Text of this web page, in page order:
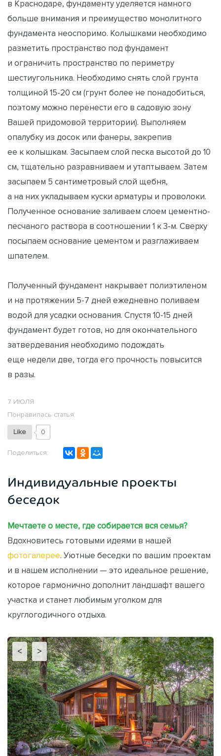
в Краснодаре, фундаменту уделяется намного
больше внимания и преимущество монолитного
фундамента неоспоримо. Колышками необходимо
разметить пространство под фундамент
и ограничить пространство по периметру
шестиугольника. Необходимо снять слой грунта
толщиной 15-20 см (грунт более не понадобиться,
поэтому можно перенести его в садовую зону
Вашей придомовой территории). Выполняем
опалубку из досок или фанеры, закрепив
ее к колышкам. Засыпаем слой песка высотой до 10
см, тщательно разравниваем и утаптываем. Затем
засыпаем 5 сантиметровый слой щебня,
а на них укладываем куски арматуры и проволоки.
Полученное основание заливаем слоем цементно-
песчаного раствора в соотношении 1 к 3-м. Сверху
посыпаем основание цементом и разглаживаем
шпателем.
Полученный фундамент накрывает полиэтиленом
и на протяжении 5-7 дней ежедневно поливаем
водой для усадки основания. Спустя 10-15 дней
фундамент будет готов, но для окончательного
затвердевания необходимо подождать
еще недели две, тогда его прочность повысится
в разы.
7 ИЮЛЯ
Понравилась статья:
Like 0
Поделиться:
Индивидуальные проекты
беседок
Мечтаете о месте, где собирается вся семья?
Вдохновитесь готовыми идеями в нашей
фотогалерее. Уютные беседки по вашим проектам
и в нашем исполнении — это идеальное решение,
которое гармонично дополнит ландшафт вашего
участка и станет любимым уголком для
круглогодичного отдыха.
< >